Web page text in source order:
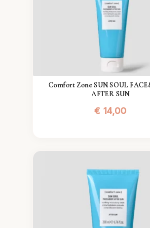
Comfort Zone SUN SOUL
AFTER SUN
€ 14,00